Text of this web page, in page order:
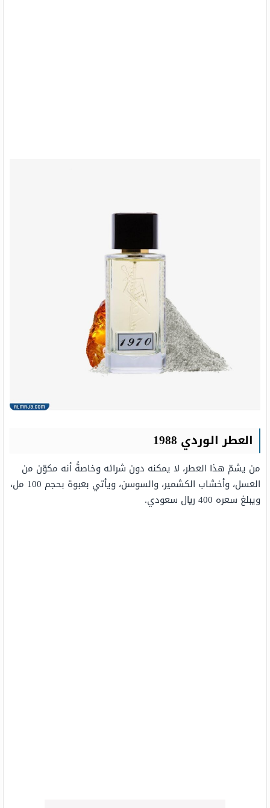
العطر الوردي 1988
من يشمّ هذا العطر، لا يمكنه دون شرائه وخاصةً أنه مكوّن من
العسل، وأخشاب الكشمير، والسوسن، ويأتي بعبوة بحجم 100 مل،
ويبلغ سعره 400 ريال سعودي.